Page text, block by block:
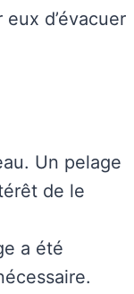
d’évacuer
Un pelage
de le
a été